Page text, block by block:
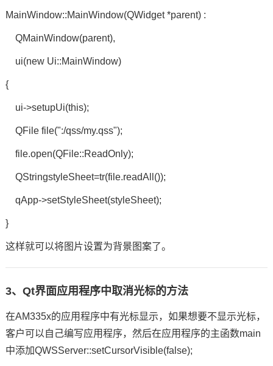
MainWindow::MainWindow(QWidget *parent) :
QMainWindow(parent),
ui(new Ui::MainWindow)
{
ui->setupUi(this);
QFile file(":/qss/my.qss");
file.open(QFile::ReadOnly);
QStringstyleSheet=tr(file.readAll());
qApp->setStyleSheet(styleSheet);
}
这样就可以将图片设置为背景图案了。
3、Qt界面应用程序中取消光标的方法
在AM335x的应用程序中有光标显示，如果想要不显示光标，
客户可以自己编写应用程序，然后在应用程序的主函数main
中添加QWSServer::setCursorVisible(false);